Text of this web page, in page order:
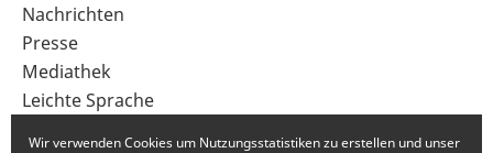
Nachrichten
Presse
Mediathek
Leichte Sprache
Wir verwenden Cookies um Nutzungsstatistiken zu erstellen und unser